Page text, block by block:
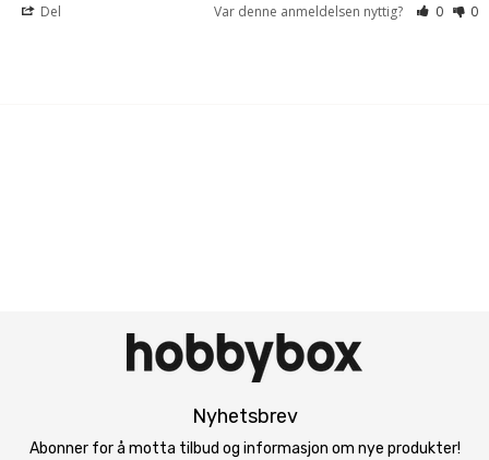
Del Var denne anmeldelsen nyttig? 0 0
Nyhetsbrev
Abonner for å motta tilbud og informasjon om nye produkter!